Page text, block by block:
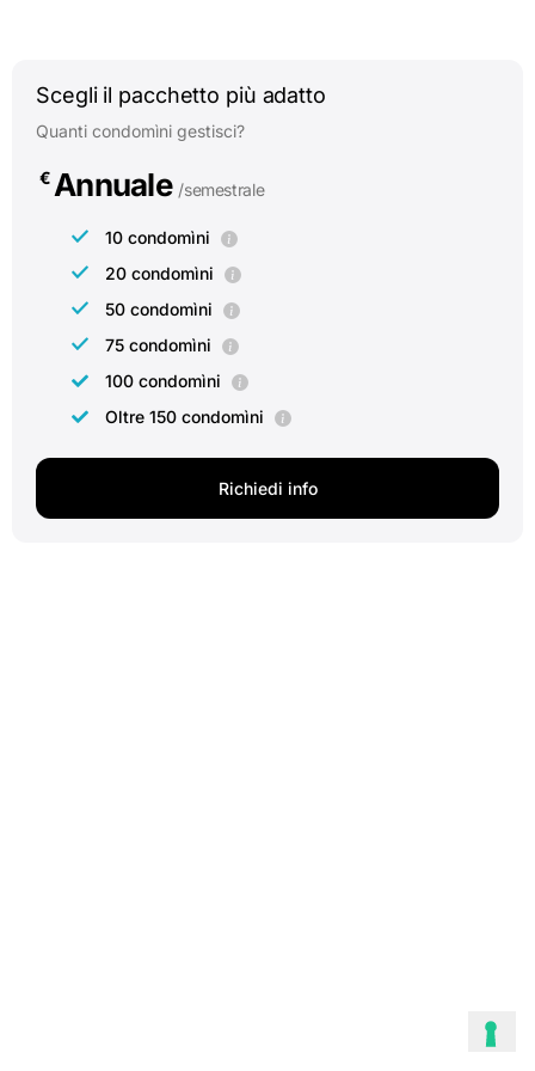
Scegli il pacchetto più adatto
Quanti condomìni gestisci?
€ Annuale /semestrale
10 condomìni
20 condomìni
50 condomìni
75 condomìni
100 condomìni
Oltre 150 condomìni
Richiedi info